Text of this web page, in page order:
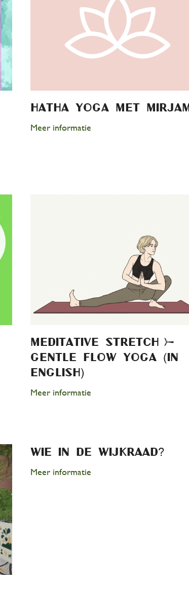
HAtha Yoga met Mirjam
Meer informatie
Meditative Stretch &
Gentle Flow Yoga (in
English)
Meer informatie
wie in de wijkraad?
Meer informatie
Kalender